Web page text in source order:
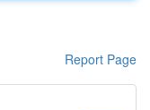
Report Page